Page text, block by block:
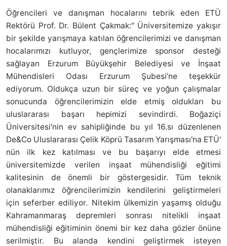
Öğrencileri ve danışman hocalarını tebrik eden ETÜ
Rektörü Prof. Dr. Bülent Çakmak:" Üniversitemize yakışır
bir şekilde yarışmaya katılan öğrencilerimizi ve danışman
hocalarımızı kutluyor, gençlerimize sponsor desteği
sağlayan Erzurum Büyükşehir Belediyesi ve İnşaat
Mühendisleri Odası Erzurum Şubesi'ne teşekkür
ediyorum. Oldukça uzun bir süreç ve yoğun çalışmalar
sonucunda öğrencilerimizin elde etmiş oldukları bu
uluslararası başarı hepimizi sevindirdi. Boğaziçi
Üniversitesi'nin ev sahipliğinde bu yıl 16.sı düzenlenen
De&Co Uluslararası Çelik Köprü Tasarım Yarışması'na ETÜ'
nün ilk kez katılması ve bu başarıyı elde etmesi
üniversitemizde verilen inşaat mühendisliği eğitimi
kalitesinin de önemli bir göstergesidir. Tüm teknik
olanaklarımız öğrencilerimizin kendilerini geliştirmeleri
için seferber ediliyor. Nitekim ülkemizin yaşamış olduğu
Kahramanmaraş depremleri sonrası nitelikli inşaat
mühendisliği eğitiminin önemi bir kez daha gözler önüne
serilmiştir. Bu alanda kendini geliştirmek isteyen